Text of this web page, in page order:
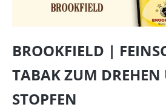
BROOKFIELD |
TABAK ZUM
STOPFEN